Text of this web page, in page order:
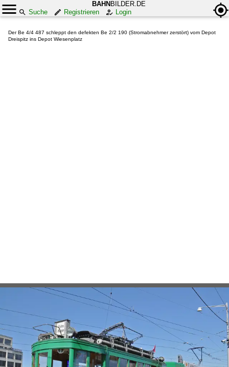
BAHN BILDER.DE
Suche
Registrieren Login
Der Be 4/4 487 schleppt den defekten Be 2/2 190 (Stromabnehmer zerstört) vom Depot
Dreispitz ins Depot Wiesenplatz